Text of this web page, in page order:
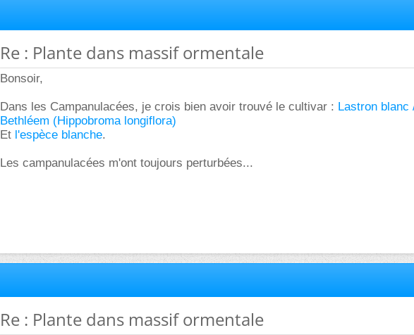
Re : Plante dans massif ormentale
Bonsoir,
Dans les Campanulacées, je crois bien avoir trouvé le cultivar : Lastron blanc
Bethléem (Hippobroma longiflora)
Et l'espèce blanche.
Les campanulacées m'ont toujours perturbées...
Re : Plante dans massif ormentale